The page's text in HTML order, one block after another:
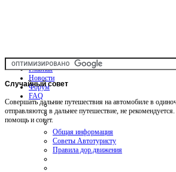
Главная
Новости
Форум
FAQ
Общая информация
Советы Автотуристу
Правила дор.движения
Случайныйсовет
Совершать дальние путешествия на автомобиле в
отправляются в дальнее путешествие, не
помощь и совет.